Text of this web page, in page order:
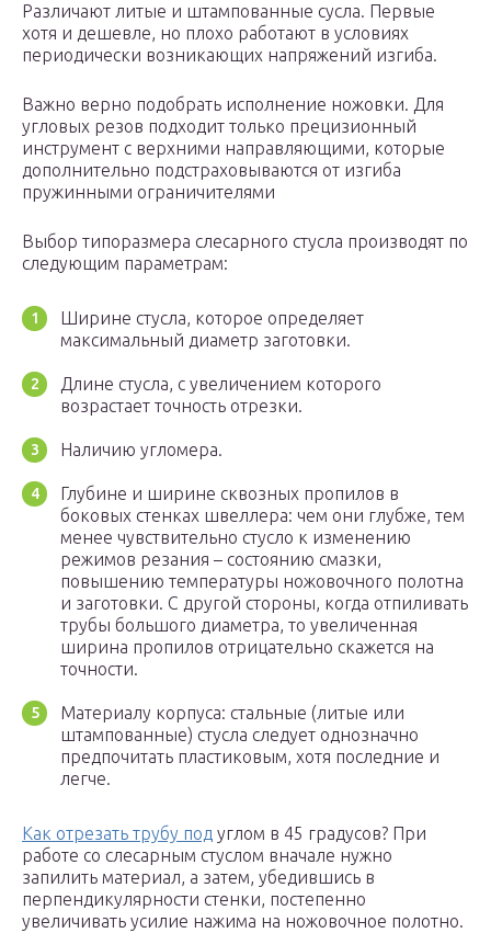
Различают литые и штампованные сусла. Первые
хотя и дешевле, но плохо работают в условиях
периодически возникающих напряжений изгиба.
Важно верно подобрать исполнение ножовки. Для
угловых резов подходит только прецизионный
инструмент с верхними направляющими, которые
дополнительно подстраховываются от изгиба
пружинными ограничителями
Выбор типоразмера слесарного стусла производят по
следующим параметрам:
Ширине стусла, которое определяет
максимальный диаметр заготовки.
Длине стусла, с увеличением которого
возрастает точность отрезки.
Наличию угломера.
Глубине и ширине сквозных пропилов в
боковых стенках швеллера: чем они глубже, тем
менее чувствительно стусло к изменению
режимов резания – состоянию смазки,
повышению температуры ножовочного полотна
и заготовки. С другой стороны, когда отпиливать
трубы большого диаметра, то увеличенная
ширина пропилов отрицательно скажется на
точности.
Материалу корпуса: стальные (литые или
штампованные) стусла следует однозначно
предпочитать пластиковым, хотя последние и
легче.
Как отрезать трубу под углом в 45 градусов? При
работе со слесарным стуслом вначале нужно
запилить материал, а затем, убедившись в
перпендикулярности стенки, постепенно
увеличивать усилие нажима на ножовочное полотно.